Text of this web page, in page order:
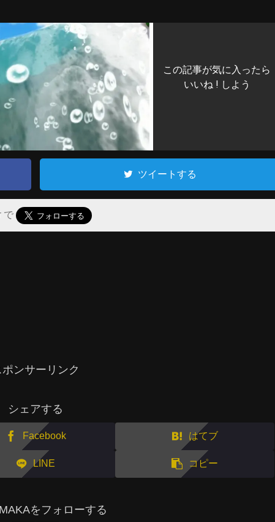
この記事が気に入ったら
いいね ! しよう
ツイートする
で
ポンサーリンク
シェアする
Facebook はてブ
LINE コピー
をフォローする